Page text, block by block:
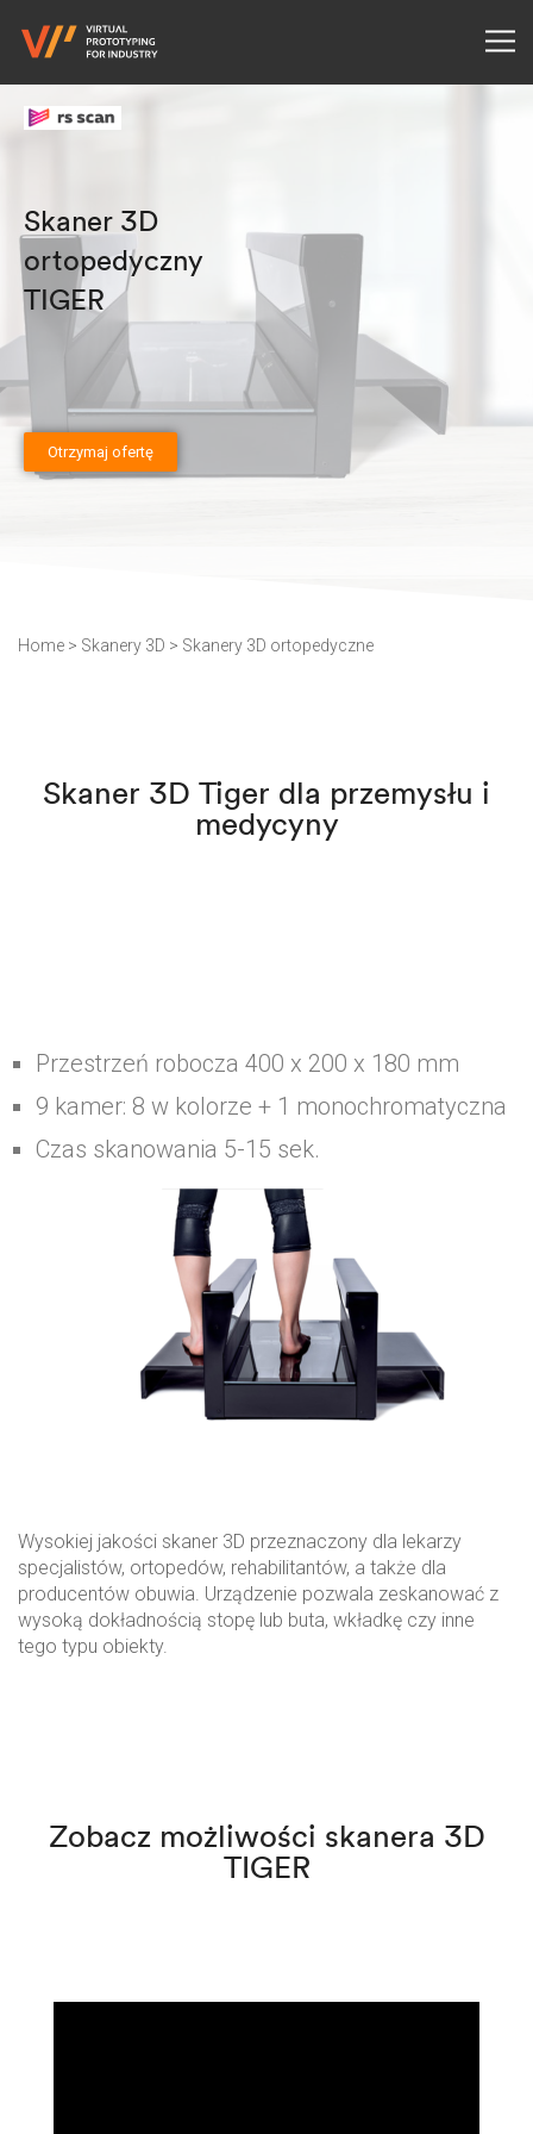
Skaner 3D
ortopedyczny
TIGER
Otrzymaj ofertę
Home > Skanery 3D > Skanery 3D ortopedyczne
Skaner 3D Tiger dla przemysłu i
medycyny
Przestrzeń robocza 400 x 200 x 180 mm
9 kamer: 8 w kolorze + 1 monochromatyczna
Czas skanowania 5-15 sek.
Wysokiej jakości skaner 3D przeznaczony dla lekarzy
specjalistów, ortopedów, rehabilitantów, a także dla
producentów obuwia. Urządzenie pozwala zeskanować z
wysoką dokładnością stopę lub buta, wkładkę czy inne
tego typu obiekty.
Zobacz możliwości skanera 3D
TIGER​​